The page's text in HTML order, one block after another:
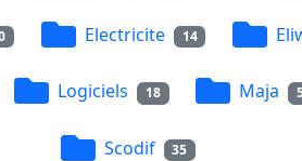
Electricite 14
Logiciels 18 Maja
Scodif 35